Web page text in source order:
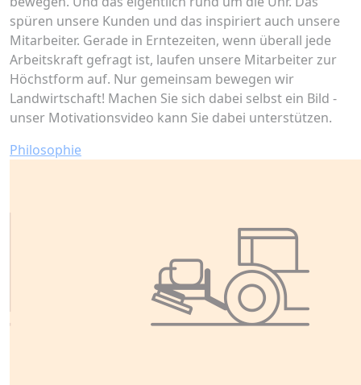
spüren unsere Kunden und das inspiriert auch unsere
Mitarbeiter. Gerade in Erntezeiten, wenn überall jede
Arbeitskraft gefragt ist, laufen unsere Mitarbeiter zur
Höchstform auf. Nur gemeinsam bewegen wir
Landwirtschaft! Machen Sie sich dabei selbst ein Bild -
unser Motivationsvideo kann Sie dabei unterstützen.
Philosophie